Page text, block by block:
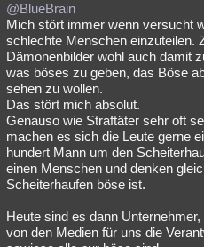
@BlueBrain
Mich stört immer wenn versucht
schlechte Menschen einzuteilen.
Dämonenbilder wohl auch damit
was böses zu geben, das Böse
sehen zu wollen.
Das stört mich absolut.
Genauso wie Straftäter sehr oft
machen es sich die Leute gerne
hundert Mann um den
einen Menschen und denken
Scheiterhaufen böse ist.
Heute sind es dann
von den Medien für uns die